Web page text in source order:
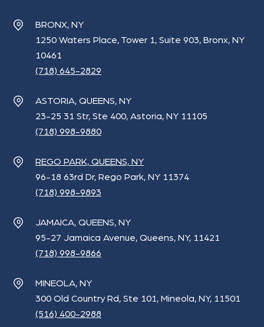
BRONX, NY
1250 Waters Place, Tower 1, Suite 903, Bronx, NY
10461
(718) 645-2829
ASTORIA, QUEENS, NY
23-25 31 Str, Ste 400, Astoria, NY 11105
(718) 998-9880
REGO PARK, QUEENS, NY
96-18 63rd Dr, Rego Park, NY 11374
(718) 998-9893
JAMAICA, QUEENS, NY
95-27 Jamaica Avenue, Queens, NY, 11421
(718) 998-9866
MINEOLA, NY
300 Old Country Rd, Ste 101, Mineola, NY, 11501
(516) 400-2988